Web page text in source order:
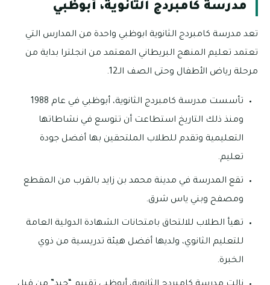
مدرسة كامبردج الثانوية، أبوظبي
تعد مدرسة كامبردج الثانوية ابوظبي واحدة من المدارس التي
تعتمد تعليم المنهج البريطاني المعتمد من انجلترا بداية من
مرحلة رياض الأطفال وحتى الصف الـ12.
تأسست مدرسة كامبردج الثانوية، أبوظبي في عام 1988
ومنذ ذلك التاريخ استطاعت أن تتوسع في نشاطاتها
التعليمية وتقدم للطلاب الملتحقين بها أفضل جودة
تعليم.
تقع المدرسة في مدينة محمد بن زايد بالقرب من المقطع
ومصفح وبني ياس شرق.
تهيأ الطلاب للالتحاق بامتحانات الشهادة الدولية العامة
للتعليم الثانوي، ولديها أفضل هيئة تدريسية من ذوي
الخبرة.